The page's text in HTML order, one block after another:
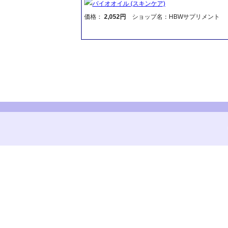
バイオオイル (スキンケア)
価格： 2,052円 ショップ名：HBWサプリメント